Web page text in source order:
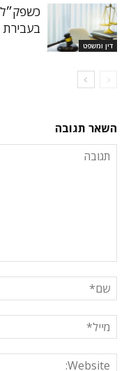
דין ומשפט
כשפק״ל
השאר תגובה